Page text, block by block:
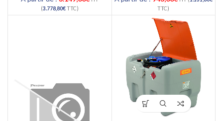
(3.778,80€TTC)
TTC)